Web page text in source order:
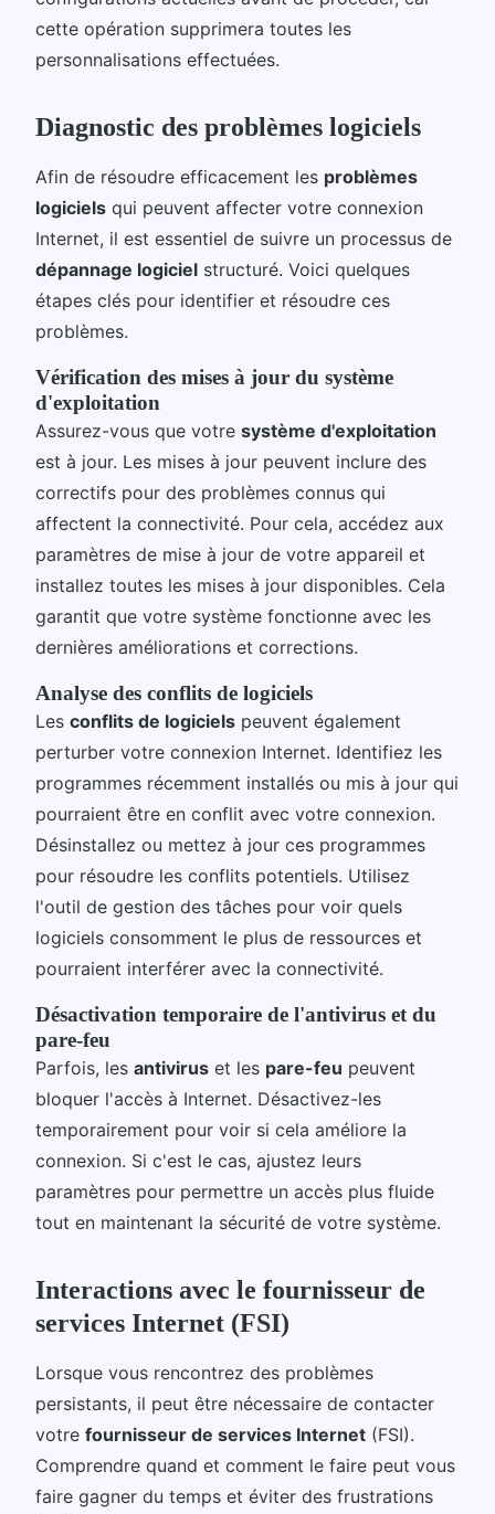
cette opération supprimera toutes les
personnalisations effectuées.
Diagnostic des problèmes logiciels
Afin de résoudre efficacement les problèmes
logiciels qui peuvent affecter votre connexion
Internet, il est essentiel de suivre un processus de
dépannage logiciel structuré. Voici quelques
étapes clés pour identifier et résoudre ces
problèmes.
Vérification des mises à jour du système
d'exploitation
Assurez-vous que votre système d'exploitation
est à jour. Les mises à jour peuvent inclure des
correctifs pour des problèmes connus qui
affectent la connectivité. Pour cela, accédez aux
paramètres de mise à jour de votre appareil et
installez toutes les mises à jour disponibles. Cela
garantit que votre système fonctionne avec les
dernières améliorations et corrections.
Analyse des conflits de logiciels
Les conflits de logiciels peuvent également
perturber votre connexion Internet. Identifiez les
programmes récemment installés ou mis à jour qui
pourraient être en conflit avec votre connexion.
Désinstallez ou mettez à jour ces programmes
pour résoudre les conflits potentiels. Utilisez
l'outil de gestion des tâches pour voir quels
logiciels consomment le plus de ressources et
pourraient interférer avec la connectivité.
Désactivation temporaire de l'antivirus et du
pare-feu
Parfois, les antivirus et les pare-feu peuvent
bloquer l'accès à Internet. Désactivez-les
temporairement pour voir si cela améliore la
connexion. Si c'est le cas, ajustez leurs
paramètres pour permettre un accès plus fluide
tout en maintenant la sécurité de votre système.
Interactions avec le fournisseur de
services Internet (FSI)
Lorsque vous rencontrez des problèmes
persistants, il peut être nécessaire de contacter
votre fournisseur de services Internet (FSI).
Comprendre quand et comment le faire peut vous
faire gagner du temps et éviter des frustrations